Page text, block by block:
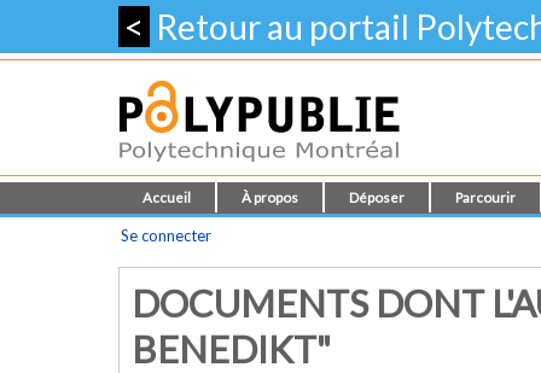
< Retour au portail
Accueil À propos Déposer Parcourir
Se connecter
DOCUMENTS DONT
BENEDIKT"